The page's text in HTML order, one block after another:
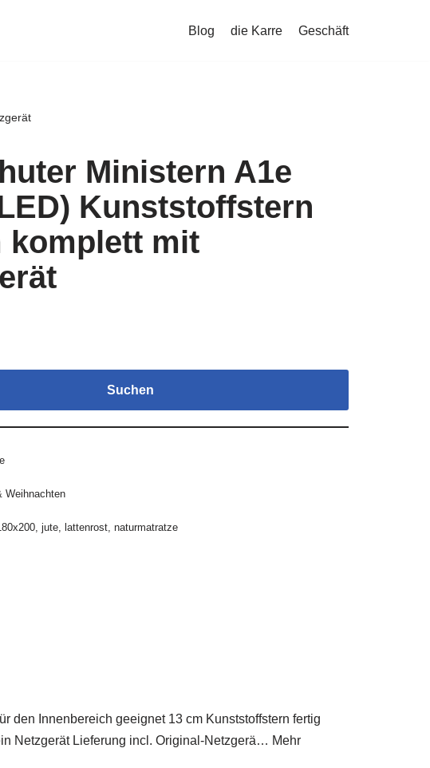
Blog die Karre Geschäft
Ministern A1e
Kunststoffstern
komplett mit
Suchen
Weihnachten
, jute, lattenrost, naturmatratze
den Innenbereich geeignet 13 cm Kunststoffstern fertig
Netzgerät Lieferung incl. Original-Netzgerä… Mehr